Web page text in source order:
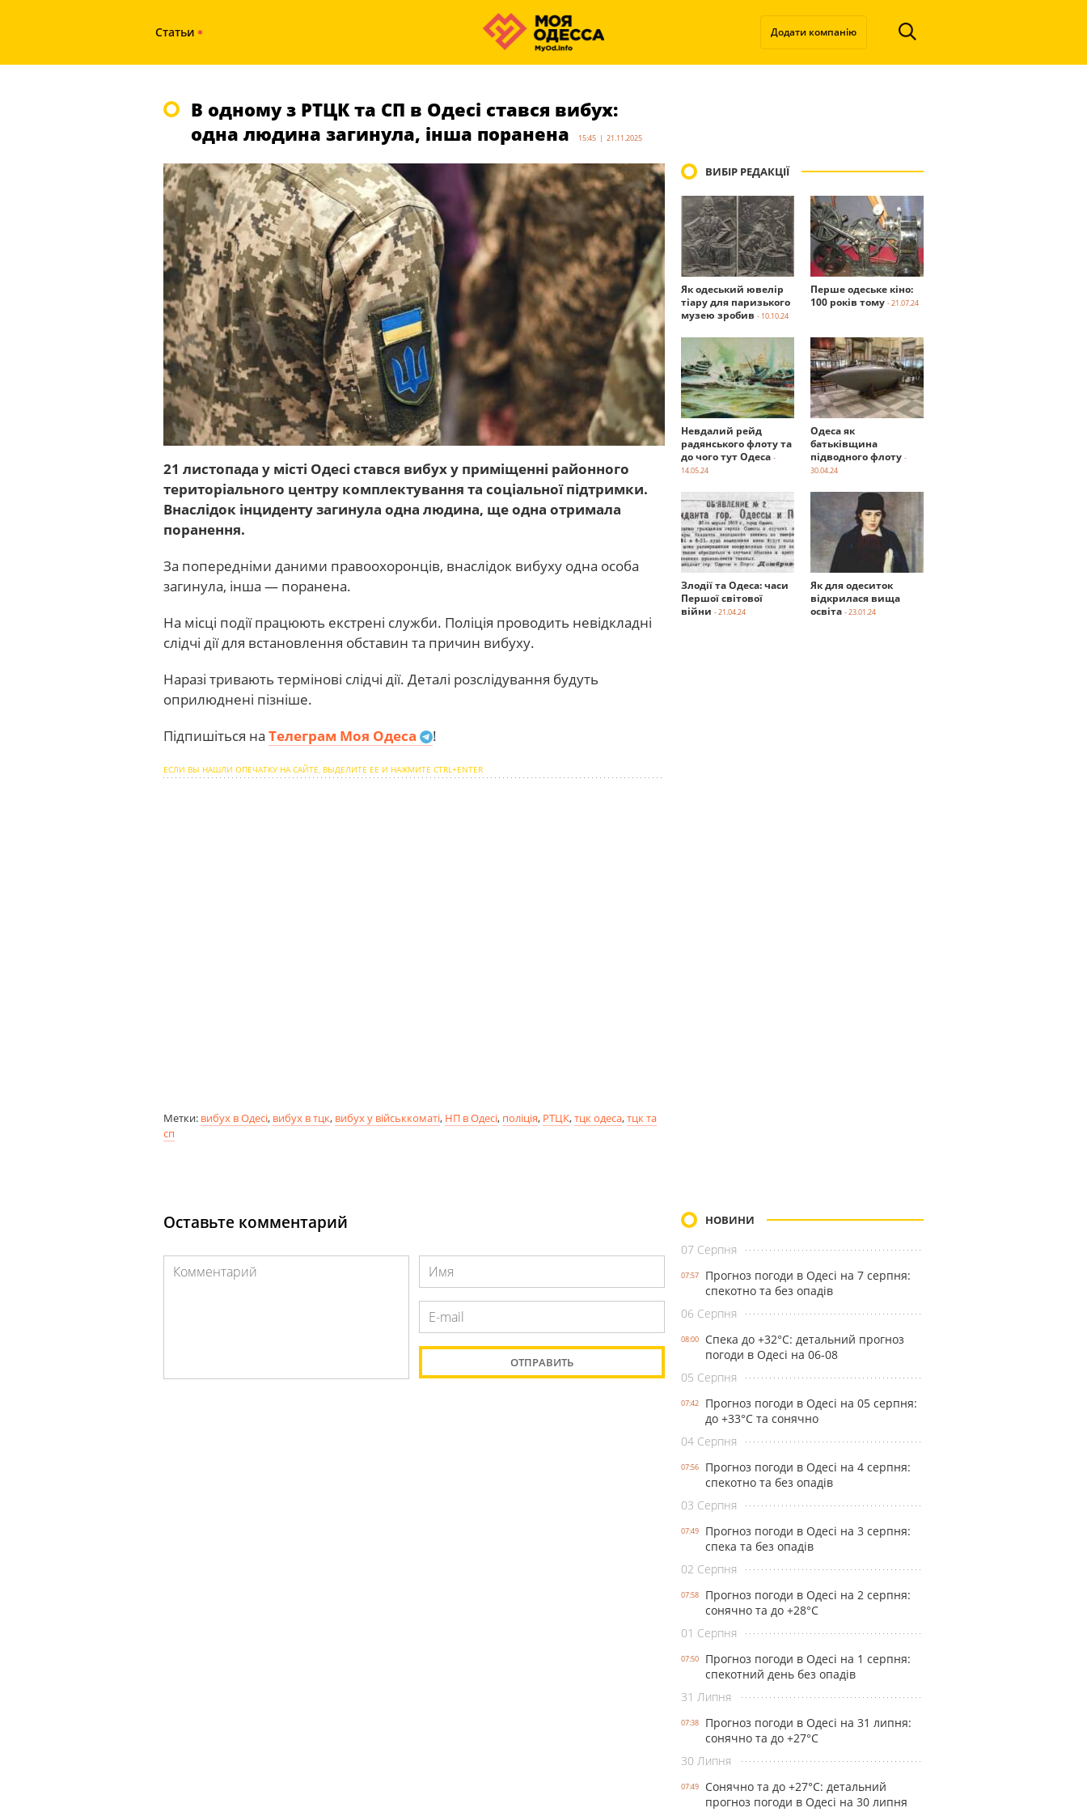
Статьи Додати компанію
В одному з РТЦК та СП в Одесі стався вибух:
одна людина загинула, інша поранена
15:45 | 21.11.2025
21 листопада у місті Одесі стався вибух у приміщенні районного
територіального центру комплектування та соціальної підтримки.
Внаслідок інциденту загинула одна людина, ще одна отримала
поранення.
За попередніми даними правоохоронців, внаслідок вибуху одна особа
загинула, інша — поранена.
На місці події працюють екстрені служби. Поліція проводить невідкладні
слідчі дії для встановлення обставин та причин вибуху.
Наразі тривають термінові слідчі дії. Деталі розслідування будуть
оприлюднені пізніше.
Підпишіться на Телеграм Моя Одеса !
ЕСЛИ ВЫ НАШЛИ ОПЕЧАТКУ НА САЙТЕ, ВЫДЕЛИТЕ ЕЕ И НАЖМИТЕ CTRL+ENTER
Метки: вибух в Одесі, вибух в тцк, вибух у військкоматі, НП в Одесі, поліція, РТЦК,тцк одеса,тцк та
сп
ВИБІР РЕДАКЦІЇ
Як одеський ювелір
тіару для паризького
музею зробив - 10.10.24
Перше одеське кіно:
100 років тому - 21.07.24
Невдалий рейд
радянського флоту та
до чого тут Одеса -
14.05.24
Одеса як
батьківщина
підводного флоту -
30.04.24
Злодії та Одеса: часи
Першої світової
війни - 21.04.24
Як для одеситок
відкрилася вища
освіта - 23.01.24
Оставьте комментарий НОВИНИ
07 Серпня
07:57
Прогноз погоди в Одесі на 7 серпня:
спекотно та без опадів
06 Серпня
08:00
Спека до +32°С: детальний прогноз
погоди в Одесі на 06-08
05 Серпня
07:42
Прогноз погоди в Одесі на 05 серпня:
до +33°С та сонячно
04 Серпня
07:56
Прогноз погоди в Одесі на 4 серпня:
спекотно та без опадів
03 Серпня
07:49
Прогноз погоди в Одесі на 3 серпня:
спека та без опадів
02 Серпня
07:58
Прогноз погоди в Одесі на 2 серпня:
сонячно та до +28°С
01 Серпня
07:50
Прогноз погоди в Одесі на 1 серпня:
спекотний день без опадів
31 Липня
07:38
Прогноз погоди в Одесі на 31 липня:
сонячно та до +27°С
30 Липня
07:49
Сонячно та до +27°С: детальний
прогноз погоди в Одесі на 30 липня